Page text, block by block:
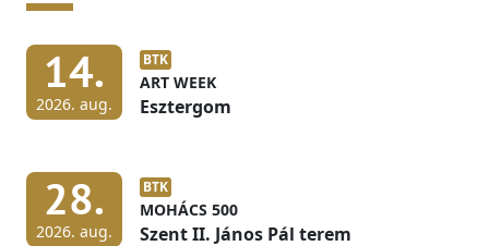
14.
2026. aug.
BTK
ART WEEK
Esztergom
28.
2026. aug.
BTK
MOHÁCS 500
Szent II. János Pál terem